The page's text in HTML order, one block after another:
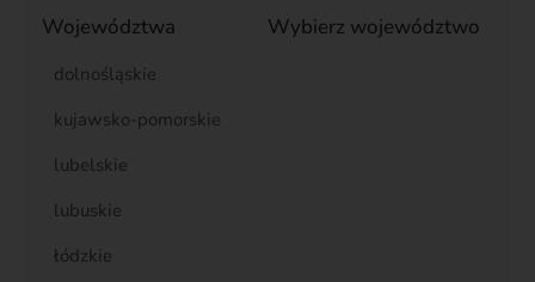
412
+
Województwa
dolnośląskie
kujawsko-pomorskie
lubelskie
lubuskie
łódzkie
Wybierz województwo